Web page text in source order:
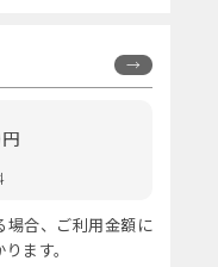
合、ご利用金額に
ます。